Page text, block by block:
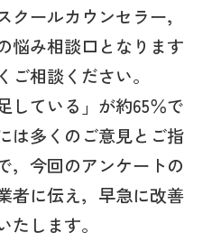
ールカウンセラー，
悩み相談口となります
相談ください。
している」が約65％で
は多くのご意見とご指
，今回のアンケートの
者に伝え，早急に改善
します。